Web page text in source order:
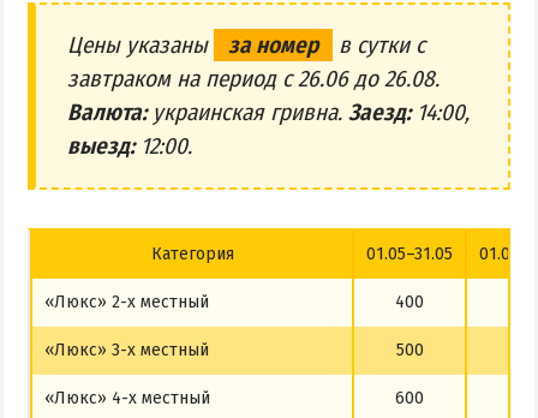
Цены указаны за номер
в сутки с
завтраком на период с 26.06 до 26.08.
Валюта:украинская гривна. Заезд:14:00,
выезд:12:00.
Категория 01.05–31.05
«Люкс» 2-х местный 400
«Люкс» 3-х местный 500
«Люкс» 4-х местный 600